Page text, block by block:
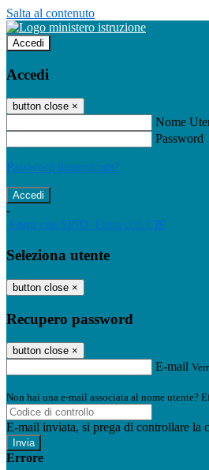
Salta al contenuto
Accedi
Accedi
button close ×
Nome
Password
Password dimenticata?
-
Entra con SPID Entra con CIE
Seleziona utente
button close ×
Recupero password
button close ×
E-mail
Non hai una e-mail associata al nome utente?
E-mail inviata, si prega di controllare la
Errore